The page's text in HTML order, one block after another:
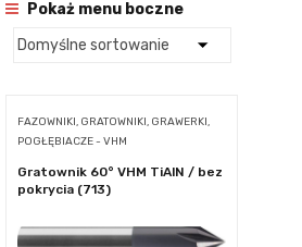
Pokaż menu boczne
FAZOWNIKI, GRATOWNIKI, GRAWERKI,
POGŁĘBIACZE - VHM
Gratownik 60° VHM TiAlN / bez
pokrycia (713)